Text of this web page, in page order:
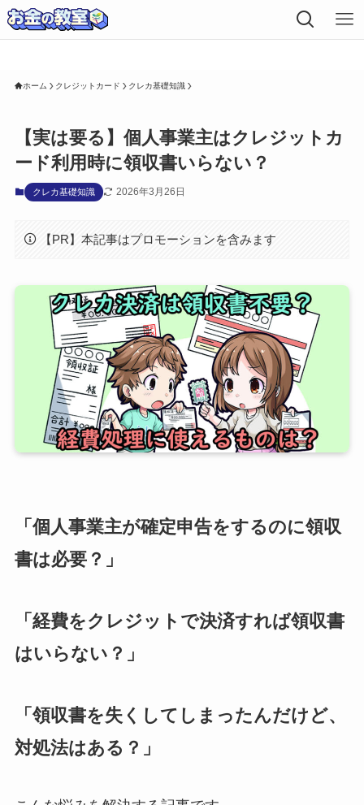
ホーム クレジットカード クレカ基礎知識
【実は要る】個人事業主はクレジットカ
ード利用時に領収書いらない？
クレカ基礎知識 2026年3月26日
【PR】本記事はプロモーションを含みます
「個人事業主が確定申告をするのに領収
書は必要？」
「経費をクレジットで決済すれば領収書
はいらない？」
「領収書を失くしてしまったんだけど、
対処法はある？」